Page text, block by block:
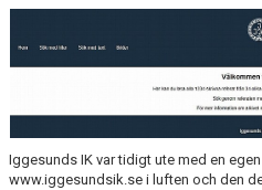
OM KLUBBEN
Iggesunds IK var tidigt ute med en
www.iggesundsik.se i luften och den